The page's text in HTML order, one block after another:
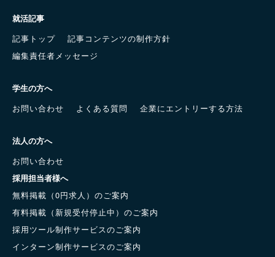
就活記事
記事トップ
記事コンテンツの制作方針
編集責任者メッセージ
学生の方へ
お問い合わせ
よくある質問 企業にエントリーする方法
法人の方へ
お問い合わせ
採用担当者様へ
無料掲載（0円求人）のご案内
有料掲載（新規受付停止中）のご案内
採用ツール制作サービスのご案内
インターン制作サービスのご案内